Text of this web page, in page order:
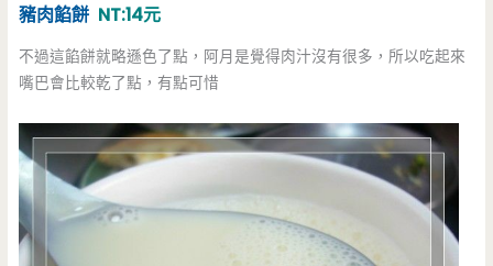
豬肉餡餅 NT:14元
不過這餡餅就略遜色了點，阿月是覺得肉汁沒有很多，所以吃起來
嘴巴會比較乾了點，有點可惜